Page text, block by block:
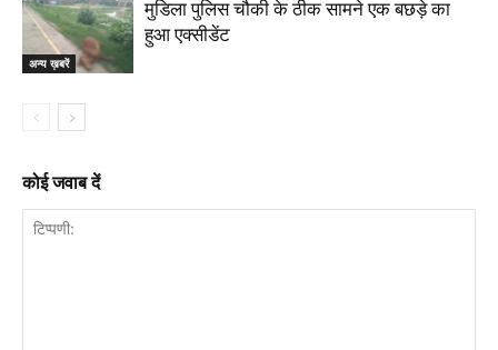
अन्य ख़बरें
मुडिला पुलिस चौकी के ठीक सामने एक बछड़े का
हुआ एक्सीडेंट
कोई जवाब दें